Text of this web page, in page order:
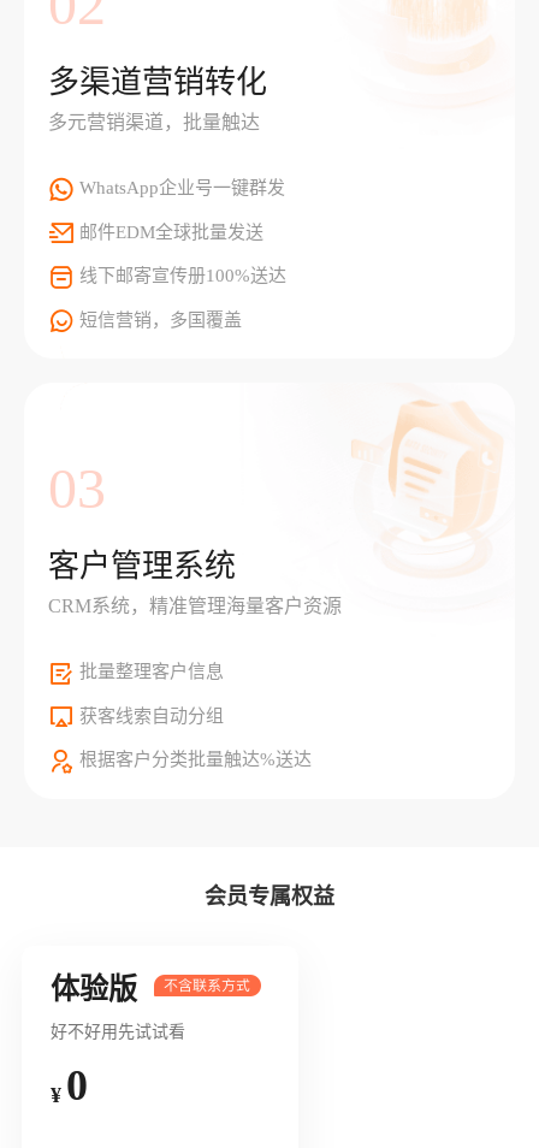
多渠道营销转化
多元营销渠道，批量触达
WhatsApp企业号一键群发
邮件EDM全球批量发送
线下邮寄宣传册100%送达
短信营销，多国覆盖
03
客户管理系统
CRM系统，精准管理海量客户资源
批量整理客户信息
获客线索自动分组
根据客户分类批量触达%送达
会员专属权益
体验版
好不好用先试试看
¥ 0